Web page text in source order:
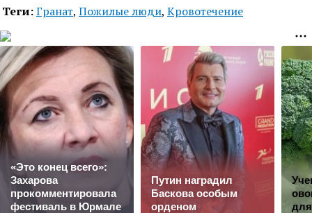
Теги:Гранат, Пожилые люди, Кровотечение
«Это конец всего»:
Захарова
прокомментировала
фестиваль в Юрмале
Путин наградил
Баскова особым
орденом